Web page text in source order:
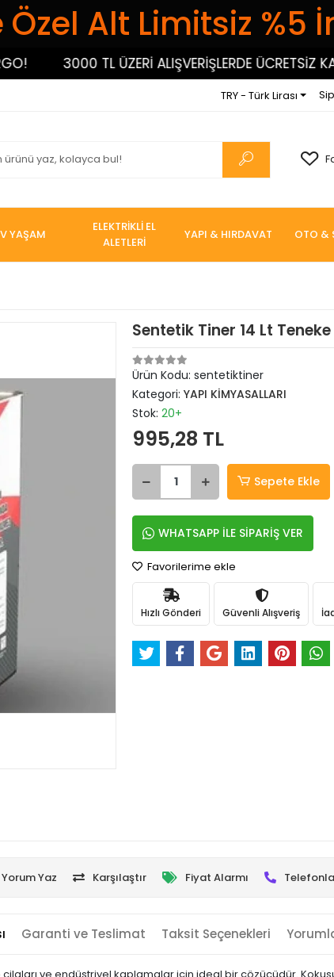
Özel Alt Limitsiz %5
3000 TL ÜZERİ ALIŞVERİŞLERDE ÜCRETSİZ
TRY - Türk Lirası
YAŞAM
ELEKTRİKLİ EL
ALETLERİ
YAPI & HIRDAVAT OTO &
Sentetik Tiner 14 Lt Teneke
Ürün Kodu: sentetiktiner
Kategori: YAPI KİMYASALLARI
Stok: 20+
995,28 TL
Sepete Ekle
WHATSAPP İLE SİPARİŞ VER
Favorilerime ekle
Hızlı Gönderi Güvenli Alışveriş
Yorum Yaz Karşılaştır Fiyat Alarmı
Garanti ve Teslimat Taksit Seçenekleri